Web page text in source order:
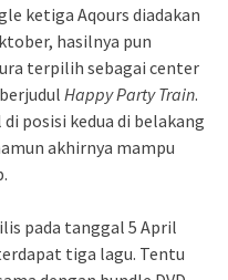
ketiga Aqours diadakan
hasilnya pun
terpilih sebagai center
Happy Party Train.
posisi kedua di belakang
akhirnya mampu
pada tanggal 5 April
tiga lagu. Tentu